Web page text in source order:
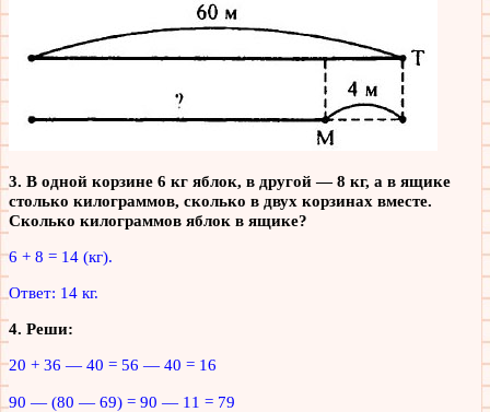
3. В одной корзине 6 кг яблок, в другой — 8 кг, а в ящике
столько килограммов, сколько в двух корзинах вместе.
Сколько килограммов яблок в ящике?
6 + 8 = 14 (кг).
Ответ: 14 кг.
4. Реши:
20 + 36 — 40 = 56 — 40 = 16
90 — (80 — 69) = 90 — 11 = 79